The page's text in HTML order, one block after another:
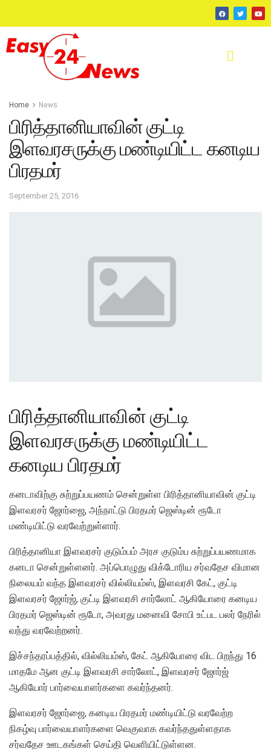
Home News
பிரித்தானியாவின் குட்டி
இளவரசருக்கு மண்டியிட்ட கனடிய
பிரதமர்
September 25, 2016
பிரித்தானியாவின் குட்டி
இளவரசருக்கு மண்டியிட்ட
கனடிய பிரதமர்
கனடாவிற்கு சுற்றுப்பயணம் சென்றுள்ள பிரித்தானியாவின் குட்டி
இளவரசர் ஜோர்ஜை, அந்நாட்டு பிரதமர் ஜெஸ்டின் ரூடோ
மண்டியிட்டு வரவேற்றுள்ளார்.
பிரித்தானியா இளவரசர் குடும்பம் அரச குடும்ப சுற்றுப்பயணமாக
கனடா சென்றுள்ளனர். அப்பொழுது விக்டோரிய சர்வதேச விமான
நிலையம் வந்த இளவரசர் வில்லியம்ஸ், இளவரசி கேட், குட்டி
இளவரசர் ஜோர்ஜ், குட்டி இளவரசி சார்லோட் ஆகியோரை கனடிய
பிரதமர் ஜெஸ்டின் ரூடோ, அவரது மனைவி சோபி உட்பட பலர் நேரில்
வந்து வரவேற்றனர்.
இச்சந்தரப்பத்தில், வில்லியம்ஸ், கேட் ஆகியோரை விட பிறந்து 16
மாதமே ஆன குட்டி இளவரசி சார்லோட், இளவரசர் ஜோர்ஜ்
ஆகியோர் பார்வையாளர்களை கவர்ந்தனர்.
இளவரசர் ஜோர்ஜை, கனடிய பிரதமர் மண்டியிட்டு வரவேற்ற
நிகழ்வு பார்வையாளர்களை வெகுவாக கவர்ந்ததுள்ளதாக
சர்வதேச ஊடகங்கள் செய்தி வெளியிட்டுள்ளன.